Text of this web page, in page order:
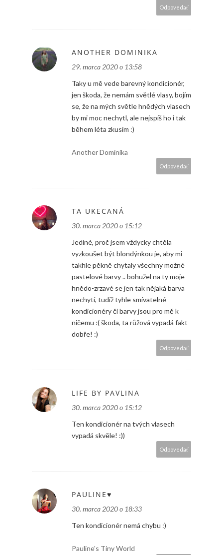
Odpovedať
ANOTHER DOMINIKA
29. marca 2020 o 13:58
Taky u mě vede barevný kondicionér,
jen škoda, že nemám světlé vlasy, bojím
se, že na mých světle hnědých vlasech
by mi moc nechytl, ale nejspíš ho i tak
během léta zkusím :)
Another Dominika
Odpovedať
TA UKECANÁ
30. marca 2020 o 15:12
Jediné, proč jsem vždycky chtěla
vyzkoušet být blondýnkou je, aby mi
takhle pěkně chytaly všechny možné
pastelové barvy .. bohužel na ty moje
hnědo-zrzavé se jen tak nějaká barva
nechytí, tudíž tyhle smívatelné
kondicionéry či barvy jsou pro mě k
ničemu :( škoda, ta růžová vypadá fakt
dobře! :)
Odpovedať
LIFE BY PAVLINA
30. marca 2020 o 15:12
Ten kondicionér na tvých vlasech
vypadá skvěle! :))
Odpovedať
PAULINE♥
30. marca 2020 o 18:33
Ten kondicionér nemá chybu :)
Pauline's Tiny World